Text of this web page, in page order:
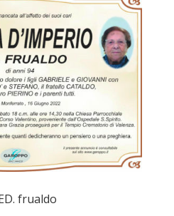
frualdo